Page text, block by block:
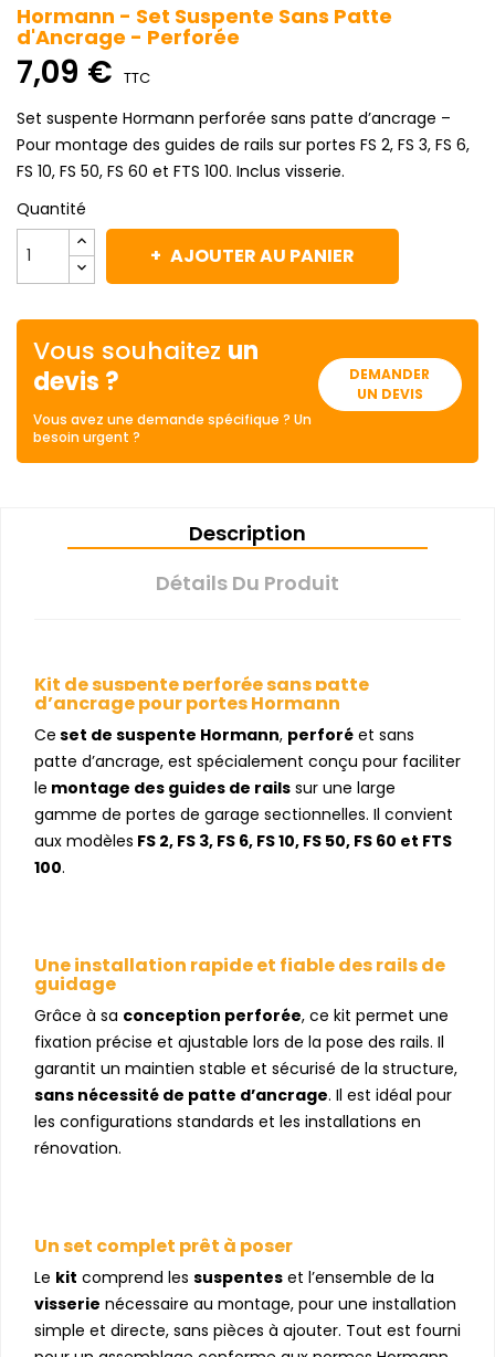
Hormann - Set Suspente Sans Patte
d'Ancrage - Perforée
7,09 € TTC
Set suspente Hormann perforée sans patte d’ancrage –
Pour montage des guides de rails sur portes FS 2, FS 3, FS 6,
FS 10, FS 50, FS 60 et FTS 100. Inclus visserie.
Quantité
AJOUTER AU PANIER
Vous souhaitez un
devis ?
Vous avez une demande spécifique ? Un
besoin urgent ?
DEMANDER
UN DEVIS
Description
Détails Du Produit
Kit de suspente perforée sans patte
d’ancrage pour portes Hormann
Ce set de suspente Hormann, perforé et sans
patte d’ancrage, est spécialement conçu pour faciliter
le montage des guides de rails sur une large
gamme de portes de garage sectionnelles. Il convient
aux modèles FS 2, FS 3, FS 6, FS 10, FS 50, FS 60 et FTS
100.
Une installation rapide et fiable des rails de
guidage
Grâce à sa conception perforée, ce kit permet une
fixation précise et ajustable lors de la pose des rails. Il
garantit un maintien stable et sécurisé de la structure,
sans nécessité de patte d’ancrage. Il est idéal pour
les configurations standards et les installations en
rénovation.
Un set complet prêt à poser
Le kit comprend les suspentes et l’ensemble de la
visserie nécessaire au montage, pour une installation
simple et directe, sans pièces à ajouter. Tout est fourni